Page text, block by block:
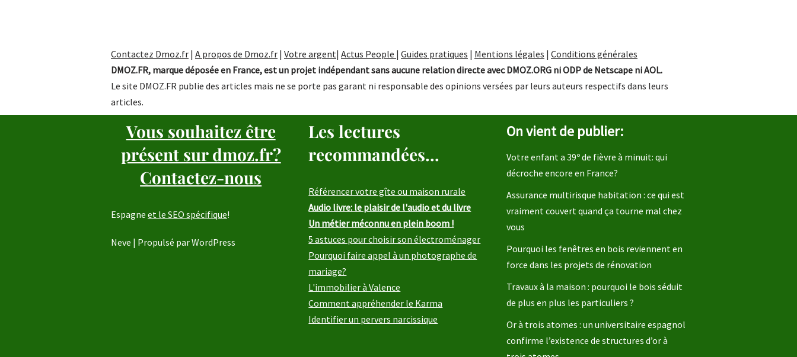
Contactez Dmoz.fr | A propos de Dmoz.fr | Votre argent| Actus People | Guides pratiques | Mentions légales | Conditions générales
DMOZ.FR, marque déposée en France, est un projet indépendant sans aucune relation directe avec DMOZ.ORG ni ODP de Netscape ni AOL.
Le site DMOZ.FR publie des articles mais ne se porte pas garant ni responsable des opinions versées par leurs auteurs respectifs dans leurs
articles.
Vous souhaitez être
présent sur dmoz.fr?
Contactez-nous
Espagne et le SEO spécifique!
Neve | Propulsé parWordPress
Les lectures
recommandées...
Référencer votre gîte ou maison rurale
Audio livre: le plaisir de l'audio et du livre
Un métier méconnu en plein boom !
5 astuces pour choisir son électroménager
Pourquoi faire appel à un photographe de
mariage?
L'immobilier à Valence
Comment appréhender le Karma
Identifier un pervers narcissique
On vient de publier:
Votre enfant a 39º de fièvre à minuit: qui
décroche encore en France?
Assurance multirisque habitation : ce qui est
vraiment couvert quand ça tourne mal chez
vous
Pourquoi les fenêtres en bois reviennent en
force dans les projets de rénovation
Travaux à la maison : pourquoi le bois séduit
de plus en plus les particuliers ?
Or à trois atomes : un universitaire espagnol
confirme l’existence de structures d’or à